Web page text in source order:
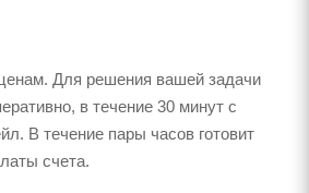
Для решения вашей задачи
в течение 30 минут с
В течение пары часов готовит
счета.